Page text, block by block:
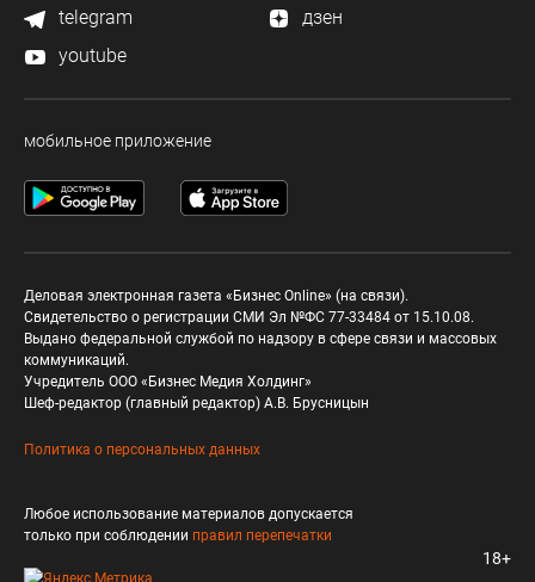
telegram
дзен
youtube
мобильное приложение
Деловая электронная газета «Бизнес Online» (на связи).
Свидетельство о регистрации СМИ Эл №ФС 77-33484 от 15.10.08.
Выдано федеральной службой по надзору в сфере связи и массовых
коммуникаций.
Учредитель ООО «Бизнес Медия Холдинг»
Шеф-редактор (главный редактор) А.В. Брусницын
Политика о персональных данных
Любое использование материалов допускается
только при соблюдении правил перепечатки
18+